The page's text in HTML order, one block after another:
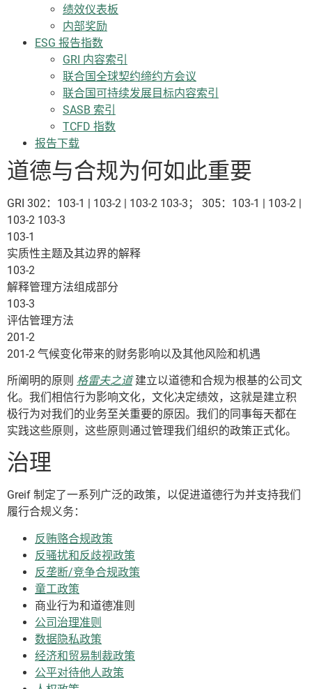
绩效仪表板
内部奖励
ESG 报告指数
GRI 内容索引
联合国全球契约缔约方会议
联合国可持续发展目标内容索引
SASB 索引
TCFD 指数
报告下载
道德与合规为何如此重要
GRI 302：103-1 | 103-2 | 103-2 103-3； 305：103-1 | 103-2 |
103-2 103-3
103-1
实质性主题及其边界的解释
103-2
解释管理方法组成部分
103-3
评估管理方法
201-2
201-2 气候变化带来的财务影响以及其他风险和机遇
所阐明的原则 格雷夫之道建立以道德和合规为根基的公司文
化。我们相信行为影响文化，文化决定绩效，这就是建立积
极行为对我们的业务至关重要的原因。我们的同事每天都在
实践这些原则，这些原则通过管理我们组织的政策正式化。
治理
Greif 制定了一系列广泛的政策，以促进道德行为并支持我们
履行合规义务：
反贿赂合规政策
反骚扰和反歧视政策
反垄断/竞争合规政策
童工政策
商业行为和道德准则
公司治理准则
数据隐私政策
经济和贸易制裁政策
公平对待他人政策